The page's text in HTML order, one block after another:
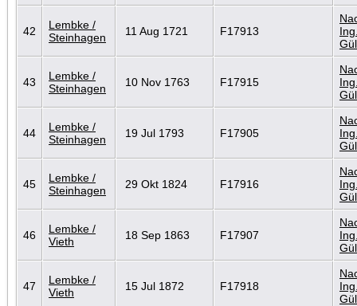
42
Lembke /
Steinhagen
11 Aug 1721 F17913
43
Lembke /
Steinhagen
10 Nov 1763 F17915
44
Lembke /
Steinhagen
19 Jul 1793 F17905
45
Lembke /
Steinhagen
29 Okt 1824 F17916
46
Lembke /
Vieth
18 Sep 1863 F17907
47
Lembke /
Vieth
15 Jul 1872 F17918